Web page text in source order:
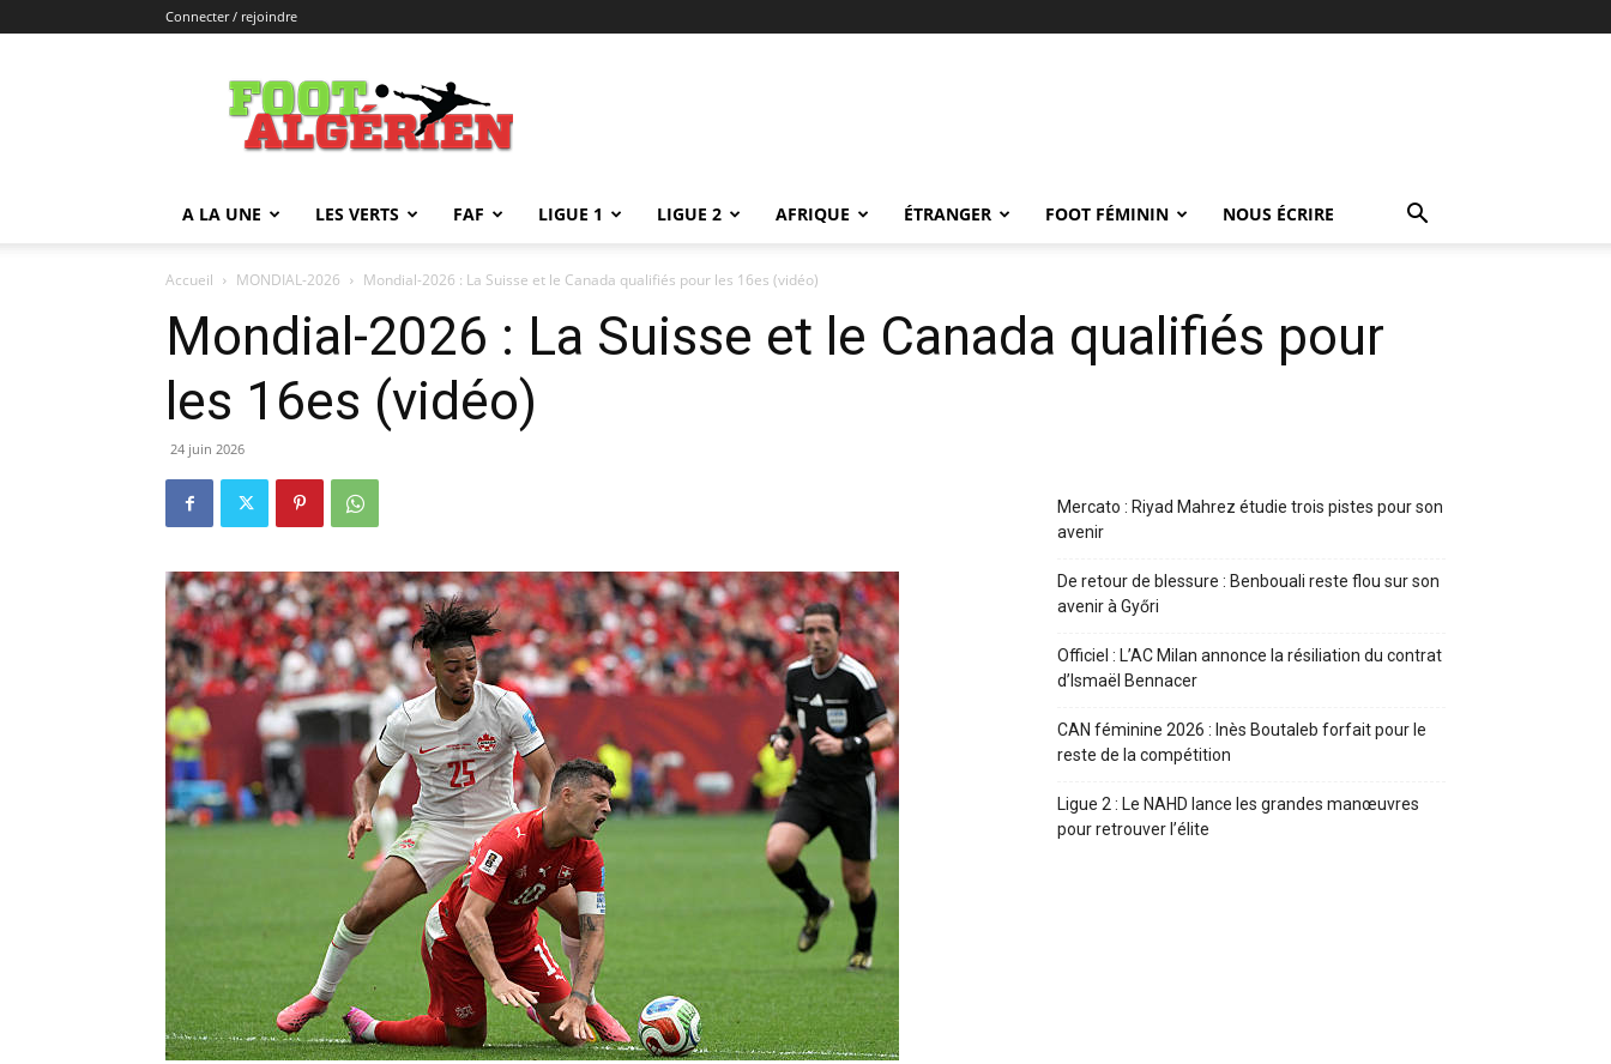
Connecter / rejoindre
FOOTALGERIEN
A LA UNE LES VERTS FAF LIGUE 1 LIGUE 2 AFRIQUE ÉTRANGER FOOT FÉMININ NOUS ÉCRIRE
Accueil MONDIAL-2026 Mondial-2026 : La Suisse et le Canada qualifiés pour les 16es (vidéo)
Mondial-2026 : La Suisse et le Canada qualifiés pour
les 16es (vidéo)
24 juin 2026
Mercato : Riyad Mahrez étudie trois pistes pour son
avenir
De retour de blessure : Benbouali reste flou sur son
avenir à Győri
Officiel : L’AC Milan annonce la résiliation du contrat
d’Ismaël Bennacer
CAN féminine 2026 : Inès Boutaleb forfait pour le
reste de la compétition
Ligue 2 : Le NAHD lance les grandes manœuvres
pour retrouver l’élite